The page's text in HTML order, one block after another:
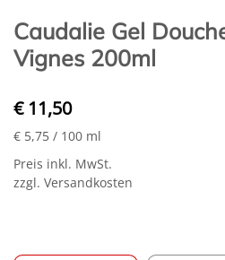
Caudalie Gel
Vignes 200ml
€ 11,50
€ 5,75 / 100 ml
Preis inkl. MwSt.
zzgl. Versandkosten